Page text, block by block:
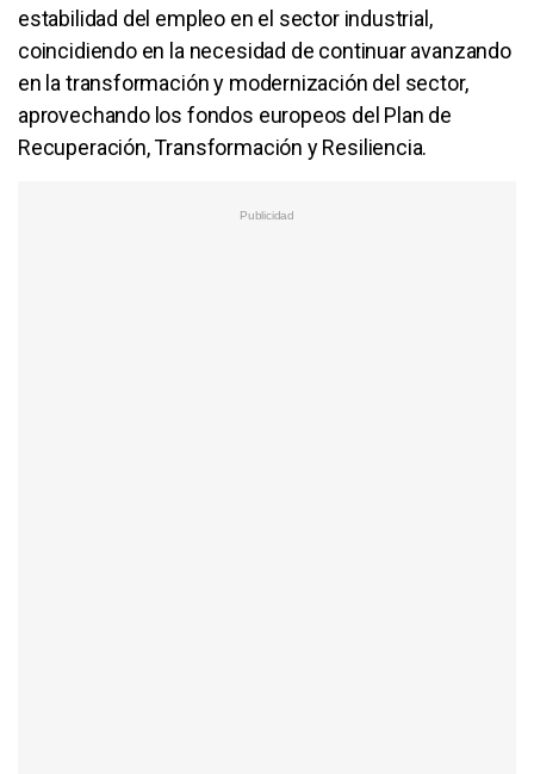
estabilidad del empleo en el sector industrial,
coincidiendo en la necesidad de continuar avanzando
en la transformación y modernización del sector,
aprovechando los fondos europeos del Plan de
Recuperación, Transformación y Resiliencia.